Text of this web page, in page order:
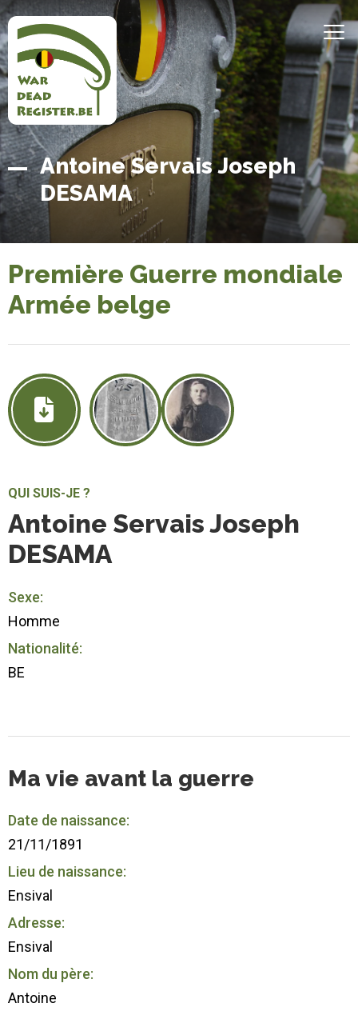
Aller
au
contenu
principal
Accueil
Belgian
War
Dead
Register
Antoine Servais Joseph
DESAMA
Première Guerre mondiale
Armée belge
QUI SUIS-JE ?
Antoine Servais Joseph
DESAMA
Sexe:
Homme
Nationalité:
BE
Ma vie avant la guerre
Date de naissance:
21/11/1891
Lieu de naissance:
Ensival
Adresse:
Ensival
Nom du père:
Antoine